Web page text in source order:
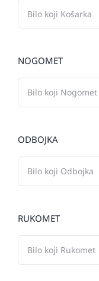
NOGOMET
ODBOJKA
RUKOMET